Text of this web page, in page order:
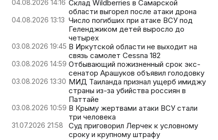
04.08.2026 14:16 Склад Wildberries в Самарской
области выгорел после атаки дрона
04.08.2026 13:13 Число погибших при атаке ВСУ под
Геленджиком детей выросло до
четырех
03.08.2026 19:45 В Иркутской области не выходит на
связь самолет Cessna 182
03.08.2026 14:59 Отбывающий пожизненный срок экс-
сенатор Арашуков объявил голодовку
03.08.2026 13:30 МИД Таиланда признал ущерб имиджу
страны из-за убийства россиян в
Паттайе
03.08.2026 10:59 В Крыму жертвами атаки ВСУ стали
три человека
31.07.2026 21:58
Суд приговорил Лерчек к условному
сроку и крупному штрафу